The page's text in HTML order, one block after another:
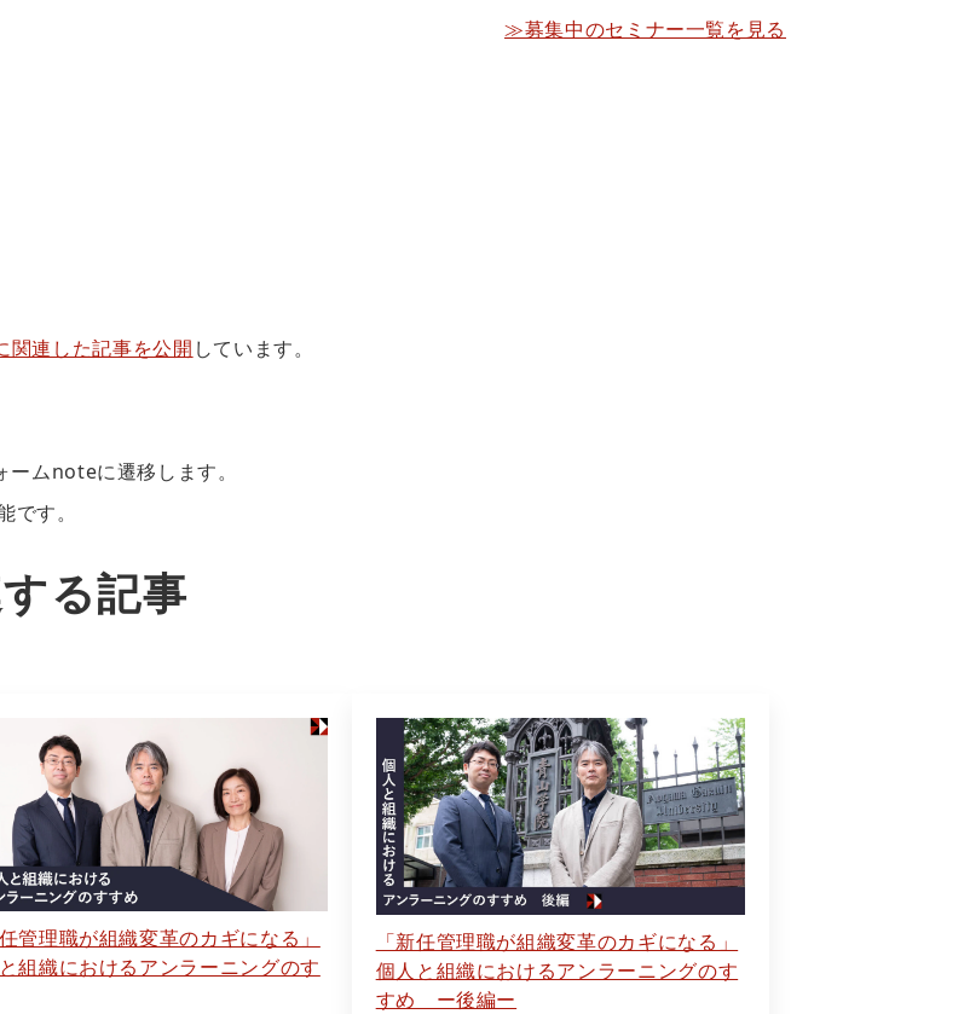
≫募集中のセミナー一覧を見る
連した記事を公開 しています。
ムnoteに遷移します。
す。
る記事
任管理職が組織変革のカギになる」
組織におけるアンラーニングのす
「新任管理職が組織変革のカギになる」
個人と組織におけるアンラーニングのす
すめ ー後編ー